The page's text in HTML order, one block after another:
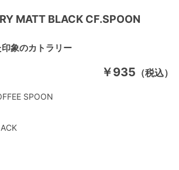
MATT BLACK CF.SPOON
象のカトラリー
￥935 （税込）
SPOON